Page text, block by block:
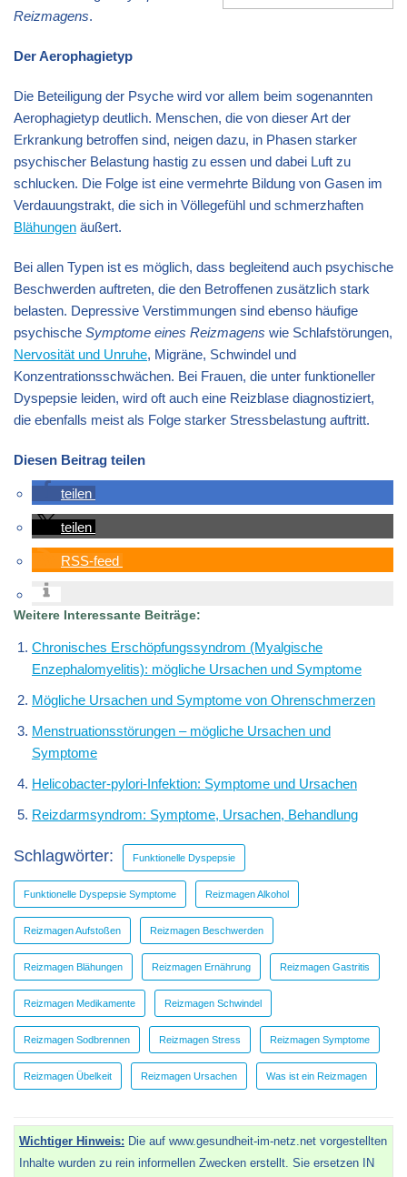
Reizmagens.
Der Aerophagietyp
Die Beteiligung der Psyche wird vor allem beim sogenannten
Aerophagietyp deutlich. Menschen, die von dieser Art der
Erkrankung betroffen sind, neigen dazu, in Phasen starker
psychischer Belastung hastig zu essen und dabei Luft zu
schlucken. Die Folge ist eine vermehrte Bildung von Gasen im
Verdauungstrakt, die sich in Völlegefühl und schmerzhaften
Blähungen äußert.
Bei allen Typen ist es möglich, dass begleitend auch psychische
Beschwerden auftreten, die den Betroffenen zusätzlich stark
belasten. Depressive Verstimmungen sind ebenso häufige
psychische Symptome eines Reizmagens wie Schlafstörungen,
Nervosität und Unruhe, Migräne, Schwindel und
Konzentrationsschwächen. Bei Frauen, die unter funktioneller
Dyspepsie leiden, wird oft auch eine Reizblase diagnostiziert,
die ebenfalls meist als Folge starker Stressbelastung auftritt.
Diesen Beitrag teilen
teilen
teilen
RSS-feed
Weitere Interessante Beiträge:
Chronisches Erschöpfungssyndrom (Myalgische
Enzephalomyelitis): mögliche Ursachen und Symptome
Mögliche Ursachen und Symptome von Ohrenschmerzen
Menstruationsstörungen – mögliche Ursachen und
Symptome
Helicobacter-pylori-Infektion: Symptome und Ursachen
Reizdarmsyndrom: Symptome, Ursachen, Behandlung
Schlagwörter: Funktionelle Dyspepsie
Funktionelle Dyspepsie Symptome Reizmagen Alkohol
Reizmagen Aufstoßen Reizmagen Beschwerden
Reizmagen Blähungen Reizmagen Ernährung Reizmagen Gastritis
Reizmagen Medikamente Reizmagen Schwindel
Reizmagen Sodbrennen Reizmagen Stress Reizmagen Symptome
Reizmagen Übelkeit Reizmagen Ursachen Was ist ein Reizmagen
Wichtiger Hinweis: Die auf www.gesundheit-im-netz.net vorgestellten
Inhalte wurden zu rein informellen Zwecken erstellt. Sie ersetzen IN